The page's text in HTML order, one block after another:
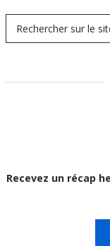
Recevez un récap